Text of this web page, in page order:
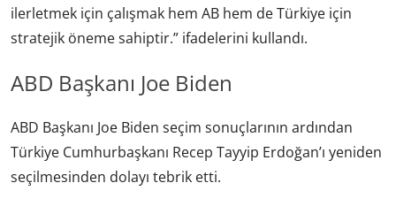
ilerletmek için çalışmak hem AB hem de Türkiye için
stratejik öneme sahiptir.” ifadelerini kullandı.
ABD Başkanı Joe Biden
ABD Başkanı Joe Biden seçim sonuçlarının ardından
Türkiye Cumhurbaşkanı Recep Tayyip Erdoğan’ı yeniden
seçilmesinden dolayı tebrik etti.